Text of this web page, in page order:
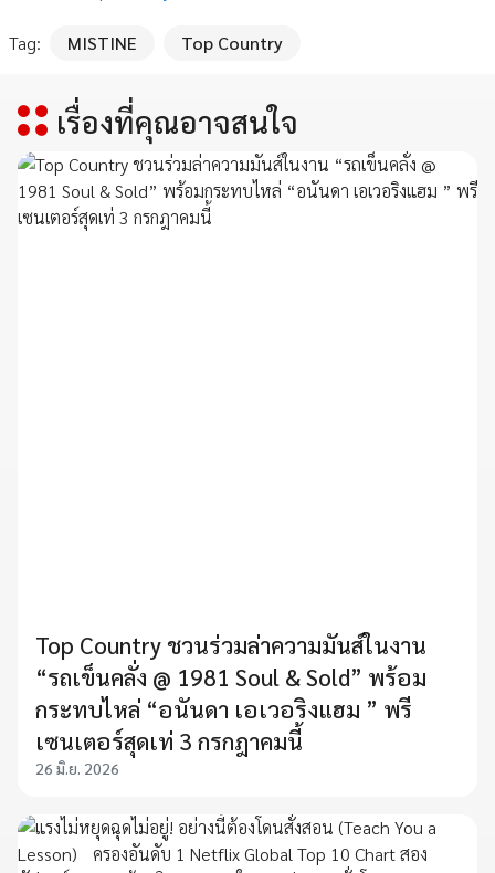
Tag: MISTINE Top Country
เรื่องที่คุณอาจสนใจ
Top Country ชวนร่วมล่าความมันส์ในงาน
“รถเข็นคลั่ง @ 1981 Soul & Sold” พร้อม
กระทบไหล่ “อนันดา เอเวอริงแฮม ” พรี
เซนเตอร์สุดเท่ 3 กรกฎาคมนี้
26 มิ.ย. 2026